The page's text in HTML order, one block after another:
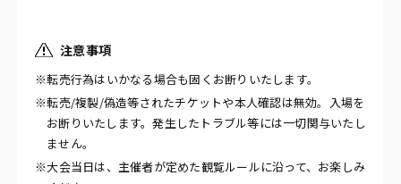
注意事項
※転売行為はいかなる場合も固くお断りいたします。
※転売/複製/偽造等されたチケットや本人確認は無効。入場を
お断りいたします。発生したトラブル等には一切関与いたし
ません。
※大会当日は、主催者が定めた観覧ルールに沿って、お楽しみ